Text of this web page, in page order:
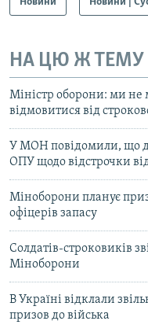
НА ЦЮ Ж ТЕМУ
Міністр оборони: ми
відмовитися від
У МОН повідомили, що
ОПУ щодо відстрочки
Міноборони планує
офіцерів запасу
Солдатів-строковиків
Міноборони
В Україні відклали
призов до війська